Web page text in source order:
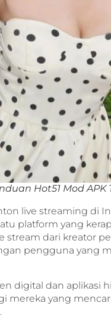
Hot51 Mod
live streaming di
platform yang
stream dari kreator
pengguna yang
digital dan aplikasi
mereka yang